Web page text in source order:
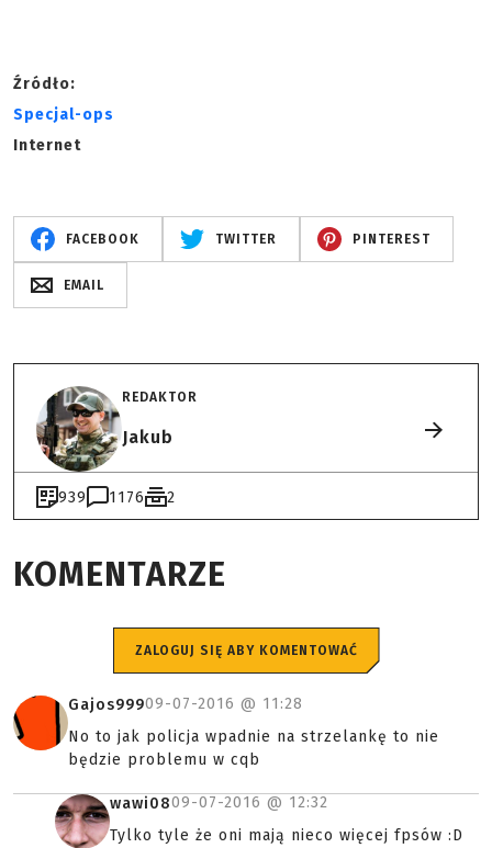
Źródło:
Specjal-ops
Internet
FACEBOOK TWITTER PINTEREST
EMAIL
REDAKTOR
Jakub
939 1176 2
KOMENTARZE
ZALOGUJ SIĘ ABY KOMENTOWAĆ
Gajos99909-07-2016 @ 11:28
No to jak policja wpadnie na strzelankę to nie
będzie problemu w cqb
wawi0809-07-2016 @ 12:32
Tylko tyle że oni mają nieco więcej fpsów :D